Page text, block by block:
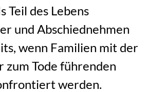
Teil des Lebens
und Abschiednehmen
wenn Familien mit der
zum Tode führenden
werden.